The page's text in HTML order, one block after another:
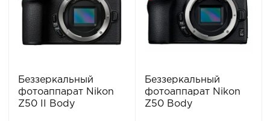
Беззеркальный
фотоаппарат Nikon
Z50 II Body
Беззеркальный
фотоаппарат Nikon
Z50 Body